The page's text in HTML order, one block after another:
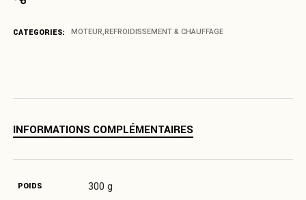
CATEGORIES: MOTEUR, REFROIDISSEMENT & CHAUFFAGE
INFORMATIONS COMPLÉMENTAIRES
POIDS 300 g